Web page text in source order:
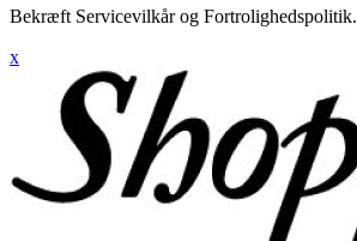
Bekræft Servicevilkår og Fortrolighedspolitik.
x